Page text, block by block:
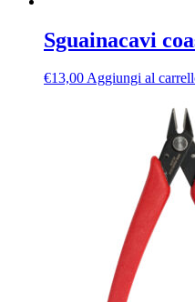
Sguainacavi
€13,00Aggiungi al